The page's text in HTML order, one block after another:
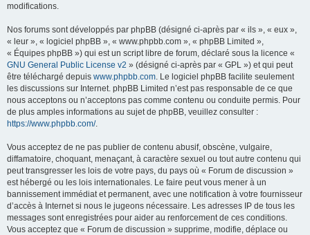
modifications.
Nos forums sont développés par phpBB (désigné ci-après par « ils », « eux »,
« leur », « logiciel phpBB », « www.phpbb.com », « phpBB Limited »,
« Équipes phpBB ») qui est un script libre de forum, déclaré sous la licence «
GNU General Public License v2 » (désigné ci-après par « GPL ») et qui peut
être téléchargé depuis www.phpbb.com. Le logiciel phpBB facilite seulement
les discussions sur Internet. phpBB Limited n’est pas responsable de ce que
nous acceptons ou n’acceptons pas comme contenu ou conduite permis. Pour
de plus amples informations au sujet de phpBB, veuillez consulter :
https://www.phpbb.com/.
Vous acceptez de ne pas publier de contenu abusif, obscène, vulgaire,
diffamatoire, choquant, menaçant, à caractère sexuel ou tout autre contenu qui
peut transgresser les lois de votre pays, du pays où « Forum de discussion »
est hébergé ou les lois internationales. Le faire peut vous mener à un
bannissement immédiat et permanent, avec une notification à votre fournisseur
d’accès à Internet si nous le jugeons nécessaire. Les adresses IP de tous les
messages sont enregistrées pour aider au renforcement de ces conditions.
Vous acceptez que « Forum de discussion » supprime, modifie, déplace ou